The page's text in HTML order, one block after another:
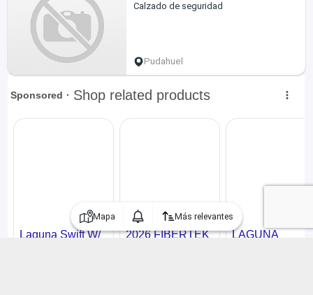
Mapa Más relevantes
Calzado de seguridad
Pudahuel